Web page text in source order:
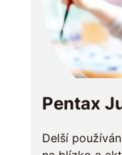
Pentax
Delší